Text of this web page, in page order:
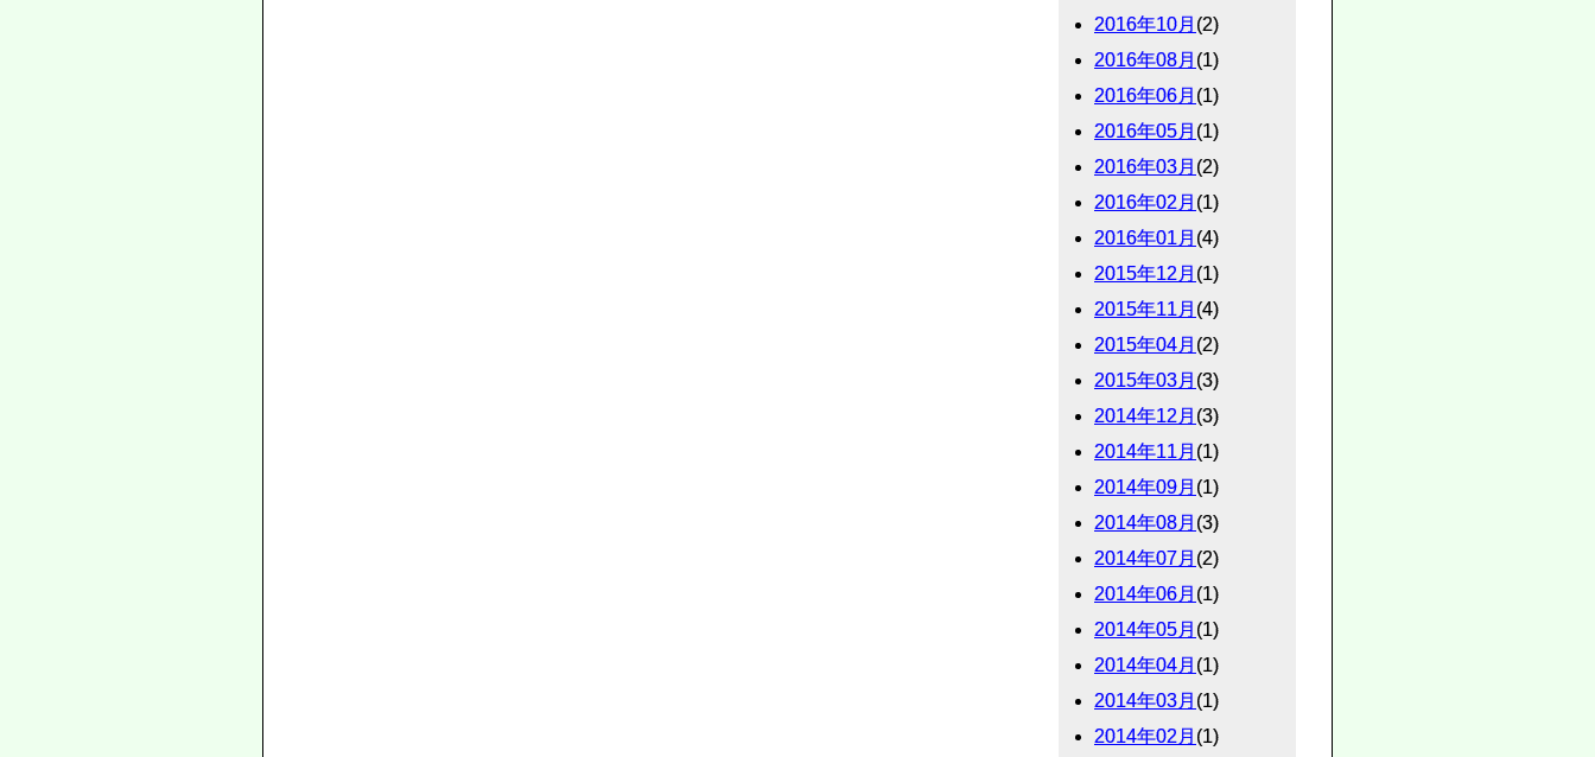
2016年10月 (2)
2016年08月 (1)
2016年06月 (1)
2016年05月 (1)
2016年03月 (2)
2016年02月 (1)
2016年01月 (4)
2015年12月 (1)
2015年11月 (4)
2015年04月 (2)
2015年03月 (3)
2014年12月 (3)
2014年11月 (1)
2014年09月 (1)
2014年08月 (3)
2014年07月 (2)
2014年06月 (1)
2014年05月 (1)
2014年04月 (1)
2014年03月 (1)
2014年02月 (1)